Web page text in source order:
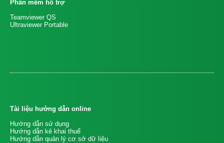
Phần mềm hỗ trợ
Teamviewer QS
Ultraviewer Portable
Tài liệu hướng dẫn online
Hướng dẫn sử dụng
Hướng dẫn kê khai thuế
Hướng dẫn quản lý cơ sở dữ liệu